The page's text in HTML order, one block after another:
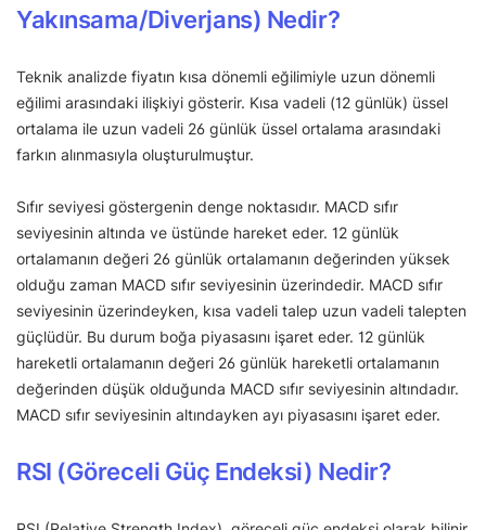
Yakınsama/Diverjans) Nedir?
Teknik analizde fiyatın kısa dönemli eğilimiyle uzun dönemli
eğilimi arasındaki ilişkiyi gösterir. Kısa vadeli (12 günlük) üssel
ortalama ile uzun vadeli 26 günlük üssel ortalama arasındaki
farkın alınmasıyla oluşturulmuştur.
Sıfır seviyesi göstergenin denge noktasıdır. MACD sıfır
seviyesinin altında ve üstünde hareket eder. 12 günlük
ortalamanın değeri 26 günlük ortalamanın değerinden yüksek
olduğu zaman MACD sıfır seviyesinin üzerindedir. MACD sıfır
seviyesinin üzerindeyken, kısa vadeli talep uzun vadeli talepten
güçlüdür. Bu durum boğa piyasasını işaret eder. 12 günlük
hareketli ortalamanın değeri 26 günlük hareketli ortalamanın
değerinden düşük olduğunda MACD sıfır seviyesinin altındadır.
MACD sıfır seviyesinin altındayken ayı piyasasını işaret eder.
RSI (Göreceli Güç Endeksi) Nedir?